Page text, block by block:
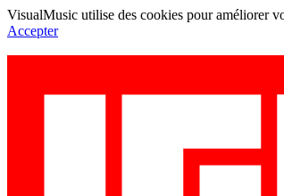
VisualMusic utilise des cookies pour améliorer
Accepter